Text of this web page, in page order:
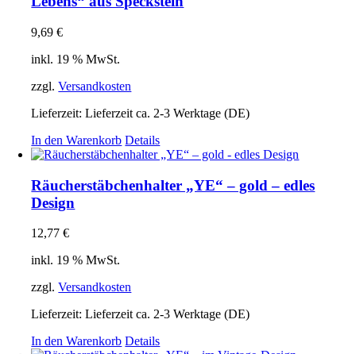
9,69€
inkl. 19 % MwSt.
zzgl.Versandkosten
Lieferzeit:Lieferzeit ca. 2-3 Werktage (DE)
In den Warenkorb Details
Räucherstäbchenhalter „YE“ – gold – edles
Design
12,77€
inkl. 19 % MwSt.
zzgl.Versandkosten
Lieferzeit:Lieferzeit ca. 2-3 Werktage (DE)
In den Warenkorb Details